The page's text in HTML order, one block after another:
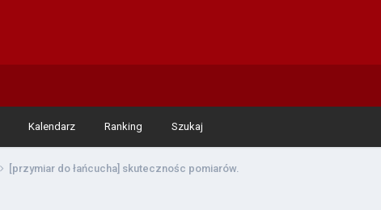
Kalendarz Ranking Szukaj
[przymiar do łańcucha] skutecznośc pomiarów.